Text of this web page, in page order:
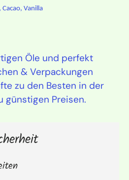
Cacao, Vanilla
Öle und perfekt
& Verpackungen
zu den Besten in der
günstigen Preisen.